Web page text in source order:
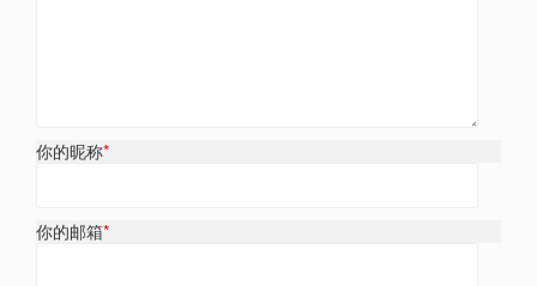
你的昵称*
你的邮箱*